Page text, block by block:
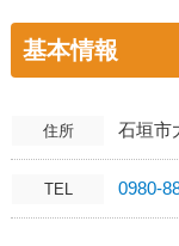
基本情報
住所 石垣市
TEL 0980-